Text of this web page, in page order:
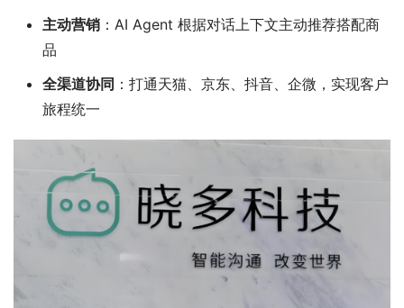
主动营销 ：AI Agent 根据对话上下文主动推荐搭配商
品
全渠道协同 ：打通天猫、京东、抖音、企微，实现客户
旅程统一